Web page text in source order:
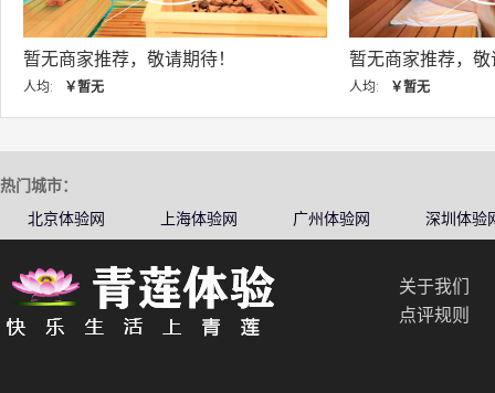
暂无商家推荐，敬请期待！
人均: ￥暂无
暂无商家推荐，
人均: ￥暂无
热门城市：
北京体验网
上海体验网 广州体验网 深圳体验
关于我们
点评规则